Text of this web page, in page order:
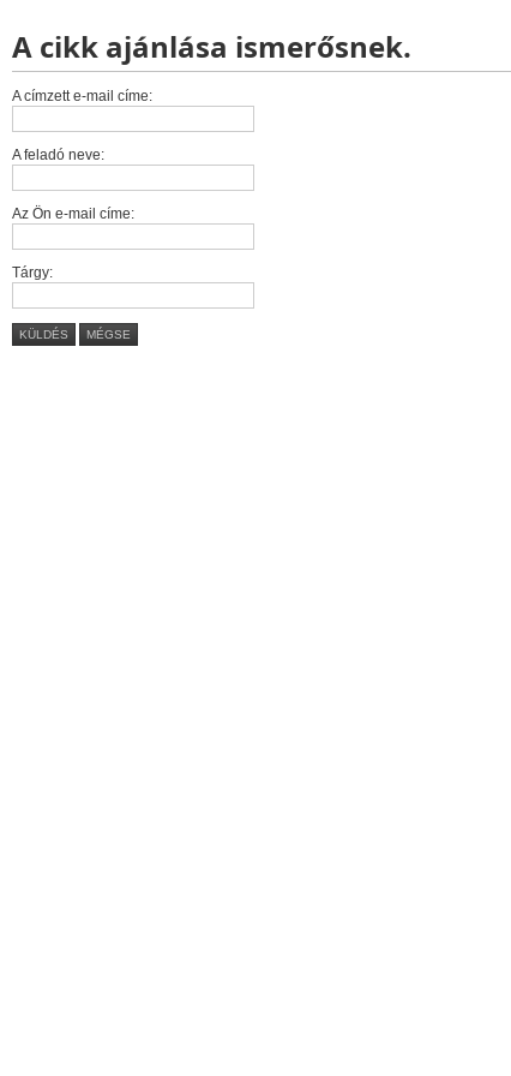
A cikk ajánlása ismerősnek.
A címzett e-mail címe:
A feladó neve:
Az Ön e-mail címe:
Tárgy:
KÜLDÉS MÉGSE